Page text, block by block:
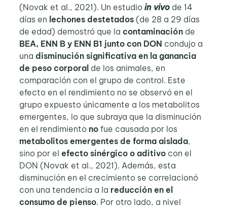
(Novak et al., 2021). Un estudio in vivode 14
días en lechones destetados(de 28 a 29 días
de edad) demostró que la contaminación de
BEA, ENN B y ENN B1 junto con DON condujo a
una disminución significativa en la ganancia
de peso corporalde los animales, en
comparación con el grupo de control. Este
efecto en el rendimiento no se observó en el
grupo expuesto únicamente a los metabolitos
emergentes, lo que subraya que la disminución
en el rendimientonofue causada por los
metabolitos emergentes de forma aislada,
sino por el efecto sinérgico o aditivocon el
DON (Novak et al., 2021). Además, esta
disminución en el crecimiento se correlacionó
con una tendencia a la reducción en el
consumo de pienso. Por otro lado, a nivel